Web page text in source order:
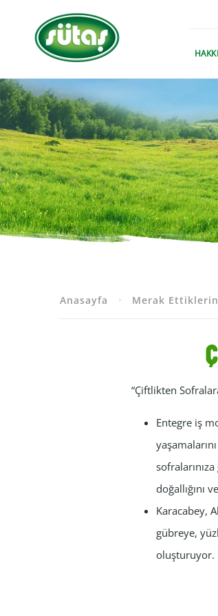
Anasayfa Merak
“Çiftlikten
Entegre iş
doğallığını
Karacabey,
gübreye,
oluşturuyor.